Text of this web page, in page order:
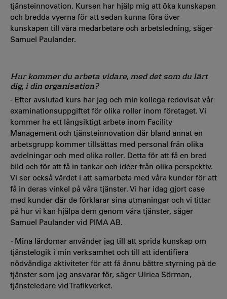
tjänsteinnovation. Kursen har hjälp mig att öka kunskapen
och bredda vyerna för att sedan kunna föra över
kunskapen till våra medarbetare och arbetsledning, säger
Samuel Paulander.
Hur kommer du arbeta vidare, med det som du lärt
dig, i din organisation?
- Efter avslutad kurs har jag och min kollega redovisat vår
examinationsuppgiftet för olika roller inom företaget. Vi
kommer ha ett långsiktigt arbete inom Facility
Management och tjänsteinnovation där bland annat en
arbetsgrupp kommer tillsättas med personal från olika
avdelningar och med olika roller. Detta för att få en bred
bild och för att få in tankar och idéer från olika perspektiv.
Vi ser också värdet i att samarbeta med våra kunder för att
få in deras vinkel på våra tjänster. Vi har idag gjort case
med kunder där de förklarar sina utmaningar och vi tittar
på hur vi kan hjälpa dem genom våra tjänster, säger
Samuel Paulander vid PIMA AB.
- Mina lärdomar använder jag till att sprida kunskap om
tjänstelogik i min verksamhet och till att identifiera
nödvändiga aktiviteter för att få ännu bättre styrning på de
tjänster som jag ansvarar för, säger Ulrica Sörman,
tjänsteledare vid Trafikverket.